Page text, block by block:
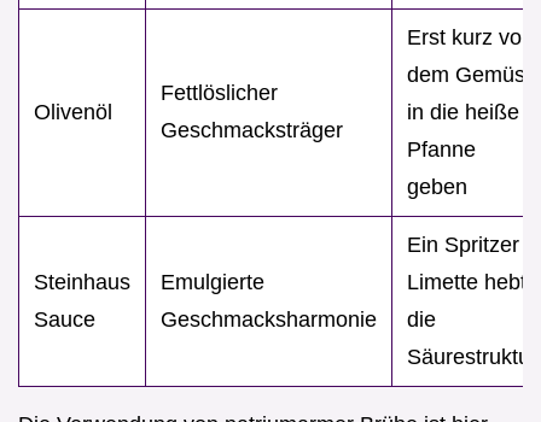
Olivenöl
Fettlöslicher
Geschmacksträger
Erst kurz vor
dem Gemüse
in die heiße
Pfanne
geben
Steinhaus
Sauce
Emulgierte
Geschmacksharmonie
Ein Spritzer
Limette hebt
die
Säurestruktur